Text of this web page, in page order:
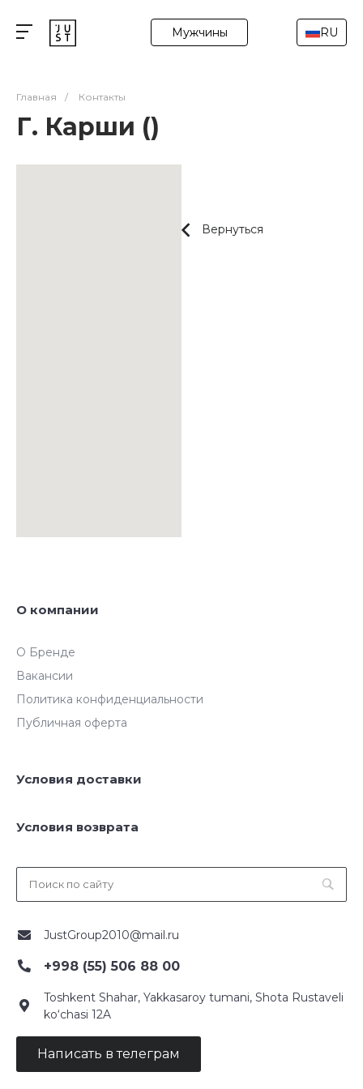
Мужчины RU
Главная / Контакты
Г. Карши ()
Вернуться
О компании
О Бренде
Вакансии
Политика конфиденциальности
Публичная оферта
Условия доставки
Условия возврата
JustGroup2010@mail.ru
+998 (55) 506 88 00
Toshkent Shahar, Yakkasaroy tumani, Shota Rustaveli
ko‘chasi 12A
Написать в телеграм